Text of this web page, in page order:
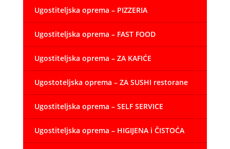
Ugostiteljska oprema – PIZZERIA
Ugostiteljska oprema – FAST FOOD
Ugostiteljska oprema – ZA KAFIĆE
Ugostoteljska oprema – ZA SUSHI restorane
Ugostiteljska oprema – SELF SERVICE
Ugostiteljska oprema – HIGIJENA i ČISTOĆA